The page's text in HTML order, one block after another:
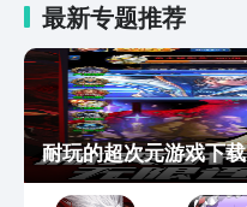
最新专题推荐
耐玩的超次元游戏下载